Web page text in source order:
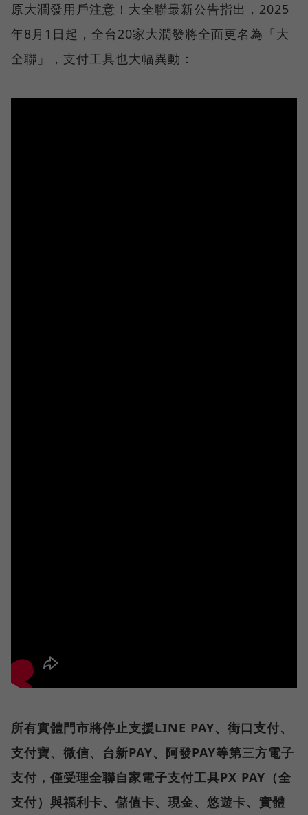
原大潤發用戶注意！大全聯最新公告指出，2025
年8月1日起，全台20家大潤發將全面更名為「大
全聯」，支付工具也大幅異動：
所有實體門市將停止支援LINE PAY、街口支付、
支付寶、微信、台新PAY、阿發PAY等第三方電子
支付，僅受理全聯自家電子支付工具PX PAY（全
支付）與福利卡、儲值卡、現金、悠遊卡、實體